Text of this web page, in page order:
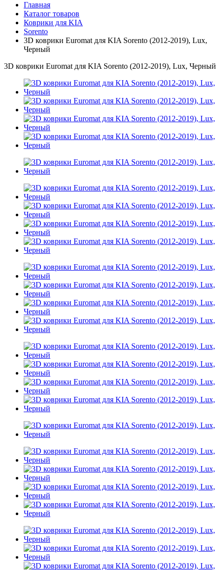
Главная
Каталог товаров
Коврики для KIA
Sorento
3D коврики Euromat для KIA Sorento (2012-2019), Lux,
Черный
3D коврики Euromat для KIA Sorento (2012-2019), Lux, Черный